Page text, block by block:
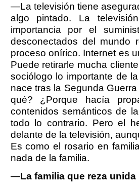
—La televisión tiene
algo pintado. La
importancia por el
desconectados del mundo
proceso onírico. Internet es
Puede retirarle mucha
sociólogo lo importante de
nace tras la Segunda
qué? ¿Porque hacía
contenidos semánticos de
todo lo contrario. Pero el
delante de la televisión,
Es como el rosario en
nada de la familia.
—La familia que reza